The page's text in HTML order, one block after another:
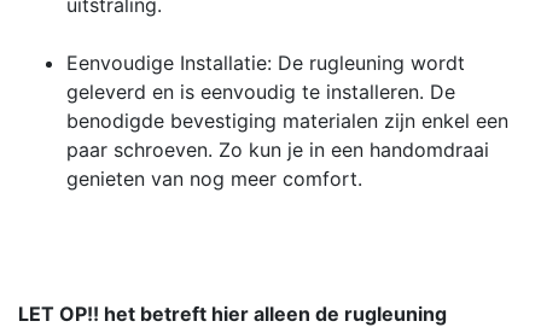
Eenvoudige Installatie: De rugleuning wordt
geleverd en is eenvoudig te installeren. De
benodigde bevestiging materialen zijn enkel een
paar schroeven. Zo kun je in een handomdraai
genieten van nog meer comfort.
LET OP!! het betreft hier alleen de rugleuning